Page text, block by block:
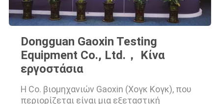
Dongguan Gaoxin Testing
Equipment Co., Ltd.， Κίνα
εργοστάσια
Η Co. βιομηχανιών Gaoxin (Χογκ Κογκ), που
περιορίζεται είναι μια εξεταστική